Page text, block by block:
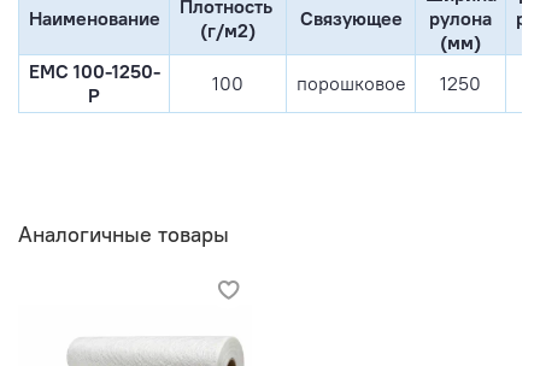
Наименование
Плотность
(г/м2)
Связующее
рулона
(мм)
ЕМС 100-1250-
Р
100 порошковое 1250
Аналогичные товары